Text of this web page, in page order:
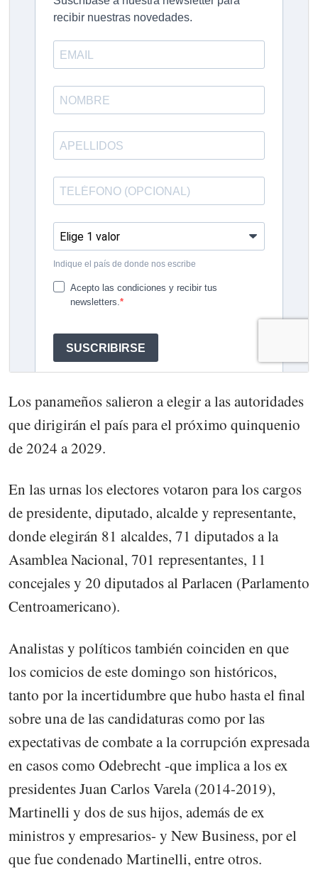
Los panameños salieron a elegir a las autoridades
que dirigirán el país para el próximo quinquenio
de 2024 a 2029.
En las urnas los electores votaron para los cargos
de presidente, diputado, alcalde y representante,
donde elegirán 81 alcaldes, 71 diputados a la
Asamblea Nacional, 701 representantes, 11
concejales y 20 diputados al Parlacen (Parlamento
Centroamericano).
Analistas y políticos también coinciden en que
los comicios de este domingo son históricos,
tanto por la incertidumbre que hubo hasta el final
sobre una de las candidaturas como por las
expectativas de combate a la corrupción expresada
en casos como Odebrecht -que implica a los ex
presidentes Juan Carlos Varela (2014-2019),
Martinelli y dos de sus hijos, además de ex
ministros y empresarios- y New Business, por el
que fue condenado Martinelli, entre otros.